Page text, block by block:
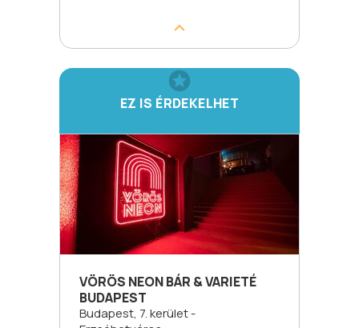
EZ IS ÉRDEKELHET
VÖRÖS NEON BÁR & VARIETÉ
BUDAPEST
Budapest, 7. kerület -